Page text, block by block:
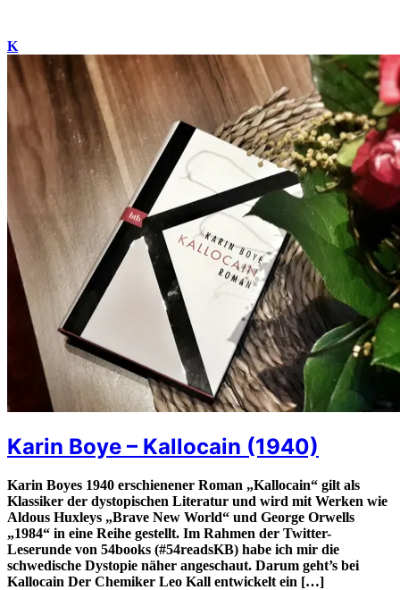
K
Karin Boye – Kallocain (1940)
Karin Boyes 1940 erschienener Roman „Kallocain“ gilt als
Klassiker der dystopischen Literatur und wird mit Werken wie
Aldous Huxleys „Brave New World“ und George Orwells
„1984“ in eine Reihe gestellt. Im Rahmen der Twitter-
Leserunde von 54books (#54readsKB) habe ich mir die
schwedische Dystopie näher angeschaut. Darum geht’s bei
Kallocain Der Chemiker Leo Kall entwickelt ein […]